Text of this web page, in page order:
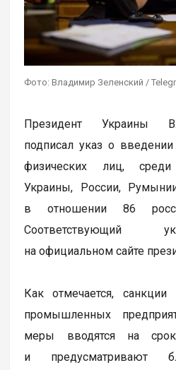
Фото: Владимир Зеленский /
Президент Украины
подписал указ о
физических лиц,
Украины, России,
в отношении 86
Соответствующий
на официальном сайте
Как отмечается,
промышленных
меры вводятся на
и предусматривают